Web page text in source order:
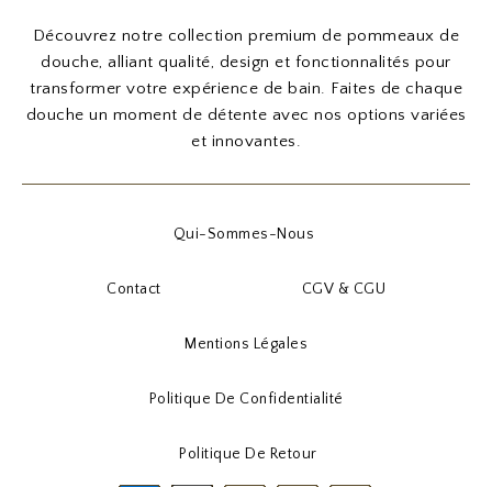
Découvrez notre collection premium de pommeaux de
douche, alliant qualité, design et fonctionnalités pour
transformer votre expérience de bain. Faites de chaque
douche un moment de détente avec nos options variées
et innovantes.
Qui-Sommes-Nous
Contact CGV & CGU
Mentions Légales
Politique De Confidentialité
Politique De Retour